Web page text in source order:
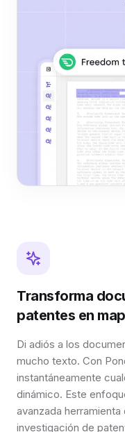
Transforma
patentes en
Di adiós a los
mucho texto. Con
instantáneamente
dinámico. Este
avanzada
investigación de